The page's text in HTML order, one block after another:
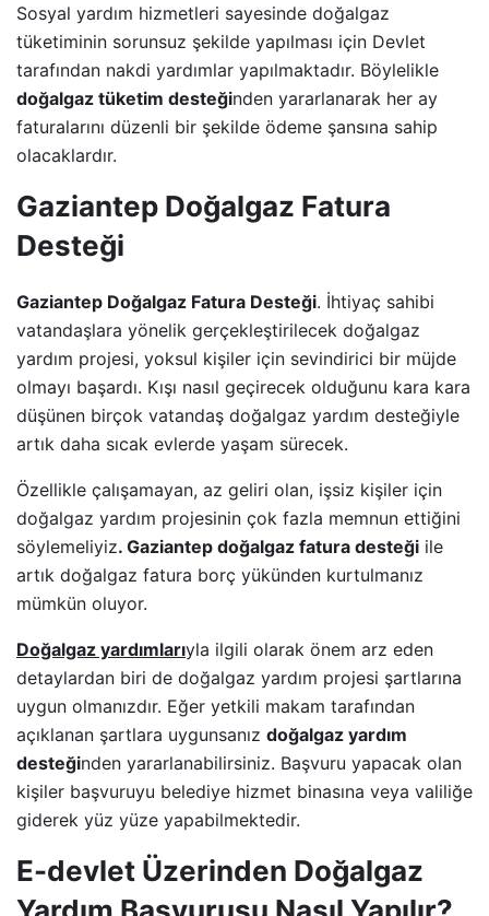
Sosyal yardım hizmetleri sayesinde doğalgaz
tüketiminin sorunsuz şekilde yapılması için Devlet
tarafından nakdi yardımlar yapılmaktadır. Böylelikle
doğalgaz tüketim desteğinden yararlanarak her ay
faturalarını düzenli bir şekilde ödeme şansına sahip
olacaklardır.
Gaziantep Doğalgaz Fatura
Desteği
Gaziantep Doğalgaz Fatura Desteği. İhtiyaç sahibi
vatandaşlara yönelik gerçekleştirilecek doğalgaz
yardım projesi, yoksul kişiler için sevindirici bir müjde
olmayı başardı. Kışı nasıl geçirecek olduğunu kara kara
düşünen birçok vatandaş doğalgaz yardım desteğiyle
artık daha sıcak evlerde yaşam sürecek.
Özellikle çalışamayan, az geliri olan, işsiz kişiler için
doğalgaz yardım projesinin çok fazla memnun ettiğini
söylemeliyiz. Gaziantep doğalgaz fatura desteği ile
artık doğalgaz fatura borç yükünden kurtulmanız
mümkün oluyor.
Doğalgaz yardımlarıyla ilgili olarak önem arz eden
detaylardan biri de doğalgaz yardım projesi şartlarına
uygun olmanızdır. Eğer yetkili makam tarafından
açıklanan şartlara uygunsanız doğalgaz yardım
desteğinden yararlanabilirsiniz. Başvuru yapacak olan
kişiler başvuruyu belediye hizmet binasına veya valiliğe
giderek yüz yüze yapabilmektedir.
E-devlet Üzerinden Doğalgaz